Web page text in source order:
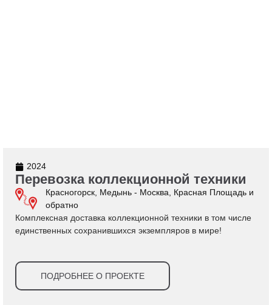
2024
Перевозка коллекционной техники
Красногорск, Медынь - Москва, Красная Площадь и
обратно
Комплексная доставка коллекционной техники в том числе
единственных сохранившихся экземпляров в мире!
ПОДРОБНЕЕ О ПРОЕКТЕ